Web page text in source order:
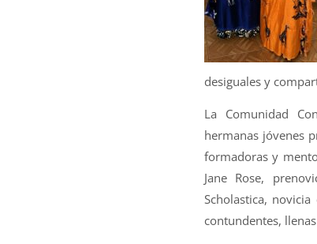
desiguales y
La Comunidad
hermanas jóvenes
formadoras y
Jane Rose,
Scholastica,
contundentes,